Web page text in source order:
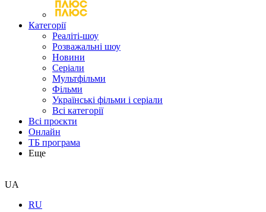
Категорії
Реаліті-шоу
Розважальні шоу
Новини
Серіали
Мультфільми
Фільми
Українські фільми і серіали
Всі категорії
Всі проєкти
Онлайн
ТБ програма
Еще
UA
RU